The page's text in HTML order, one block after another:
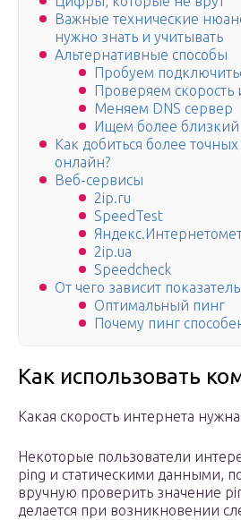
Важные технические
нужно знать и учитывать
Альтернативные способы
Пробуем
Проверяем скорость
Меняем DNS сервер
Ищем более близкий
Как добиться более точных
онлайн?
Веб-сервисы
2ip.ru
SpeedTest
2ip.ua
Speedcheck
От чего зависит показатель
Оптимальный пинг
Почему пинг
Как использовать
Какая скорость интернета
Некоторые пользователи
ping и статическими данными,
вручную проверить значение
делается при возникновении